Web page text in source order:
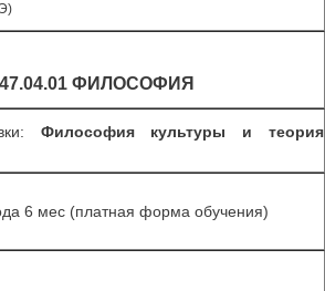
ФИЛОСОФИЯ
Философия культуры и теория
6 мес (платная форма обучения)